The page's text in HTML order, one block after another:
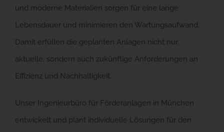
und moderne Materialien sorgen für eine lange
Lebensdauer und minimieren den Wartungsaufwand.
Damit erfüllen die geplanten Anlagen nicht nur
aktuelle, sondern auch zukünftige Anforderungen an
Effizienz und Nachhaltigkeit.
Unser Ingenieurbüro für Förderanlagen in München
entwickelt und plant individuelle Lösungen für den